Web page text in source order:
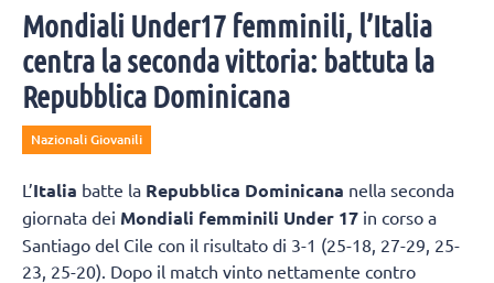
Mondiali Under17 femminili, l’Italia
centra la seconda vittoria: battuta la
Repubblica Dominicana
Nazionali Giovanili
L’Italia batte la Repubblica Dominicana nella seconda
giornata dei Mondiali femminili Under 17 in corso a
Santiago del Cile con il risultato di 3-1 (25-18, 27-29, 25-
23, 25-20). Dopo il match vinto nettamente contro